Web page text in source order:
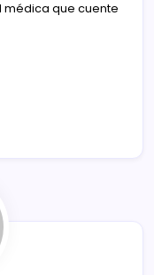
médica que cuente